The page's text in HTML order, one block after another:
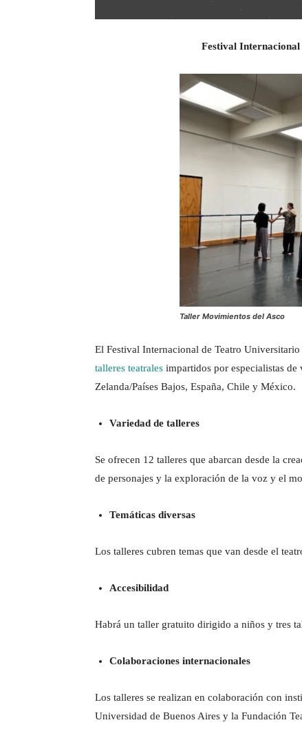
Festival
Taller Movimientos del Asco
El Festival Internacional de Teatro Universitario
talleres teatrales impartidos por especialistas
Zelanda/Países Bajos, España, Chile y México.
Variedad de talleres
Se ofrecen 12 talleres que abarcan desde la
de personajes y la exploración de la voz y el
Temáticas diversas
Los talleres cubren temas que van desde el
Accesibilidad
Habrá un taller gratuito dirigido a niños y tres
Colaboraciones internacionales
Los talleres se realizan en colaboración con
Universidad de Buenos Aires y la Fundación